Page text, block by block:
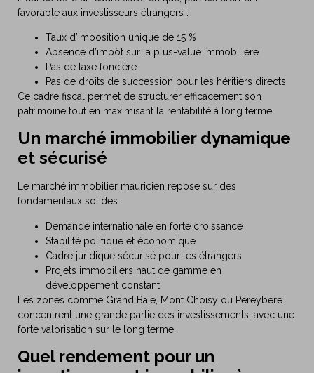
favorable aux investisseurs étrangers :
Taux d’imposition unique de 15 %
Absence d’impôt sur la plus-value immobilière
Pas de taxe foncière
Pas de droits de succession pour les héritiers directs
Ce cadre fiscal permet de structurer efficacement son
patrimoine tout en maximisant la rentabilité à long terme.
Un marché immobilier dynamique
et sécurisé
Le marché immobilier mauricien repose sur des
fondamentaux solides :
Demande internationale en forte croissance
Stabilité politique et économique
Cadre juridique sécurisé pour les étrangers
Projets immobiliers haut de gamme en
développement constant
Les zones comme Grand Baie, Mont Choisy ou Pereybere
concentrent une grande partie des investissements, avec une
forte valorisation sur le long terme.
Quel rendement pour un